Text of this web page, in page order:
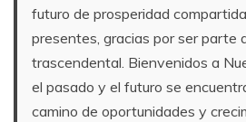
futuro de prosperidad
presentes, gracias por ser parte
trascendental. Bienvenidos a
el pasado y el futuro se
camino de oportunidades y